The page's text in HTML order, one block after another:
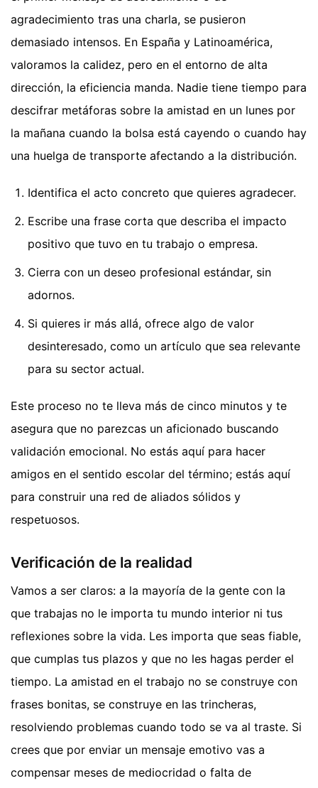
agradecimiento tras una charla, se pusieron
demasiado intensos. En España y Latinoamérica,
valoramos la calidez, pero en el entorno de alta
dirección, la eficiencia manda. Nadie tiene tiempo para
descifrar metáforas sobre la amistad en un lunes por
la mañana cuando la bolsa está cayendo o cuando hay
una huelga de transporte afectando a la distribución.
Identifica el acto concreto que quieres agradecer.
Escribe una frase corta que describa el impacto
positivo que tuvo en tu trabajo o empresa.
Cierra con un deseo profesional estándar, sin
adornos.
Si quieres ir más allá, ofrece algo de valor
desinteresado, como un artículo que sea relevante
para su sector actual.
Este proceso no te lleva más de cinco minutos y te
asegura que no parezcas un aficionado buscando
validación emocional. No estás aquí para hacer
amigos en el sentido escolar del término; estás aquí
para construir una red de aliados sólidos y
respetuosos.
Verificación de la realidad
Vamos a ser claros: a la mayoría de la gente con la
que trabajas no le importa tu mundo interior ni tus
reflexiones sobre la vida. Les importa que seas fiable,
que cumplas tus plazos y que no les hagas perder el
tiempo. La amistad en el trabajo no se construye con
frases bonitas, se construye en las trincheras,
resolviendo problemas cuando todo se va al traste. Si
crees que por enviar un mensaje emotivo vas a
compensar meses de mediocridad o falta de